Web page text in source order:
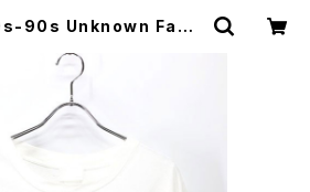
90s Unknown Fauc
相当 古着 | ear vinta
store